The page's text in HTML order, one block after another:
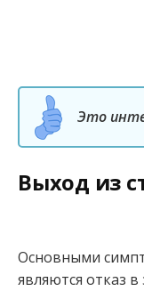
Это
Выход из
Основными
являются отказ в